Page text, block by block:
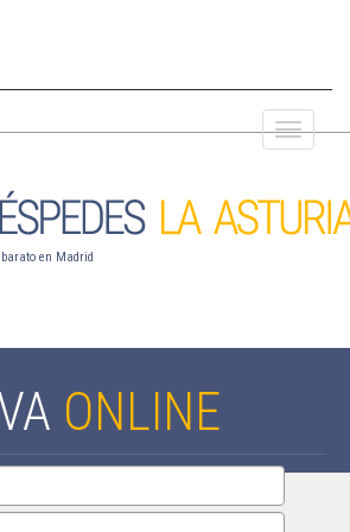
Cerrar
en Madrid
ONLINE